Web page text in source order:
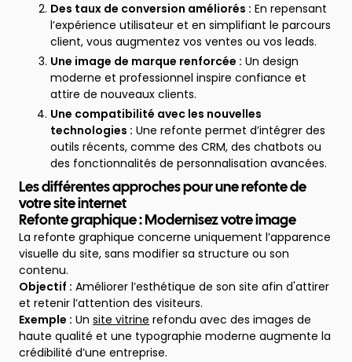
Des taux de conversion améliorés : En repensant
l’expérience utilisateur et en simplifiant le parcours
client, vous augmentez vos ventes ou vos leads.
Une image de marque renforcée : Un design
moderne et professionnel inspire confiance et
attire de nouveaux clients.
Une compatibilité avec les nouvelles
technologies : Une refonte permet d’intégrer des
outils récents, comme des CRM, des chatbots ou
des fonctionnalités de personnalisation avancées.
Les différentes approches pour une refonte de
votre site internet
Refonte graphique : Modernisez votre image
La refonte graphique concerne uniquement l’apparence
visuelle du site, sans modifier sa structure ou son
contenu.
Objectif : Améliorer l’esthétique de son site afin d'attirer
et retenir l’attention des visiteurs.
Exemple : Un site vitrine refondu avec des images de
haute qualité et une typographie moderne augmente la
crédibilité d’une entreprise.